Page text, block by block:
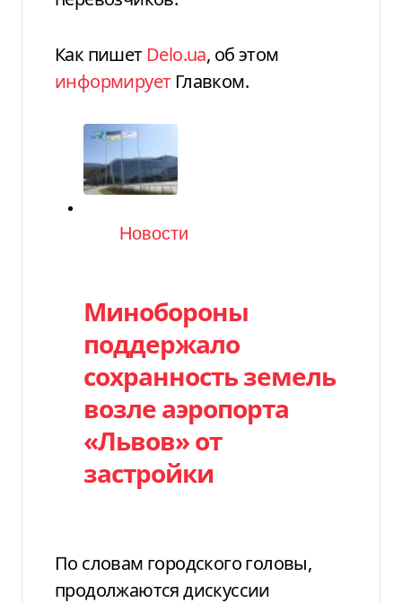
Как пишет Delo.ua, об этом
информирует Главком.
Категория
Новости
Минобороны
поддержало
сохранность земель
возле аэропорта
«Львов» от
застройки
По словам городского головы,
продолжаются дискуссии